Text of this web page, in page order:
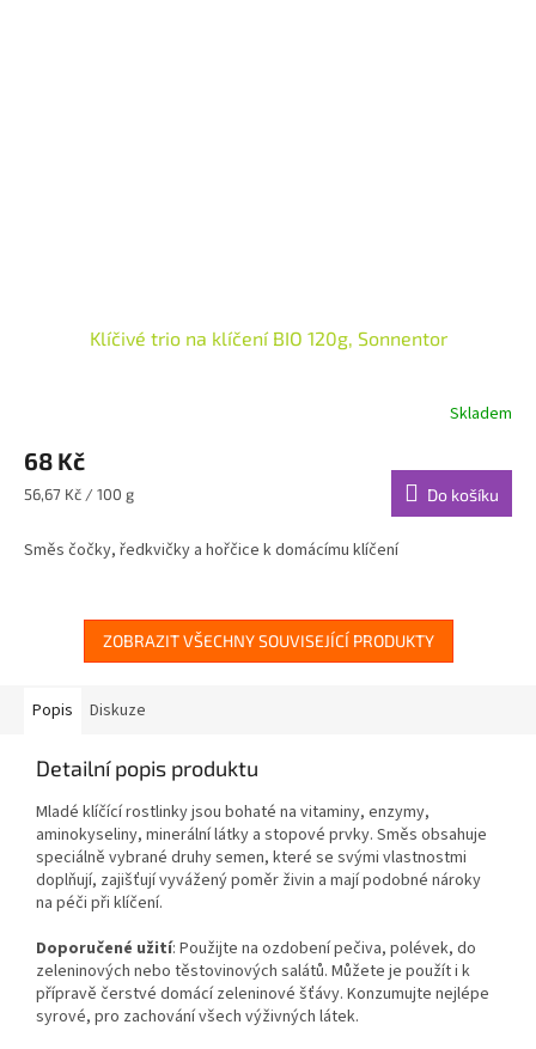
Klíčivé trio na klíčení BIO 120g, Sonnentor
Skladem
68 Kč
Měrná
56,67 Kč / 100 g Do košíku
Směs čočky, ředkvičky a hořčice k domácímu klíčení
ZOBRAZIT VŠECHNY SOUVISEJÍCÍ PRODUKTY
Popis Diskuze
Detailní popis produktu
Mladé klíčící rostlinky jsou bohaté na vitaminy, enzymy,
aminokyseliny, minerální látky a stopové prvky. Směs obsahuje
speciálně vybrané druhy semen, které se svými vlastnostmi
doplňují, zajišťují vyvážený poměr živin a mají podobné nároky
na péči při klíčení.
Doporučené užití: Použijte na ozdobení pečiva, polévek, do
zeleninových nebo těstovinových salátů. Můžete je použít i k
přípravě čerstvé domácí zeleninové šťávy. Konzumujte nejlépe
syrové, pro zachování všech výživných látek.